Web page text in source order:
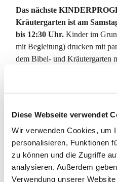
Diese Webseite verwendet
Wir verwenden Cookies, um
personalisieren, Funktionen
zu können und die Zugriffe
analysieren. Außerdem
Verwendung unserer
Das nächste
Kräutergarten ist am
bis 12:30 Uhr. Kinder im
mit Begleitung) drucken mit
dem Bibel- und Kräutergarten
„Cyanotypie“ (Blaupause)
Schönheit von Pflanzen. Eine
erforderlichKostenbeitrag €
Highlight im September:
Gartenträume und
musikalisches Programm mit
Stefanie Jürgens(Musik)am
Uhr, vineum bodensee,
ermäßigt 10,-€ - Tickets: